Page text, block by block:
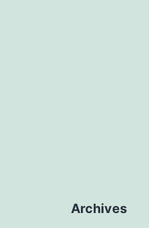
Archives